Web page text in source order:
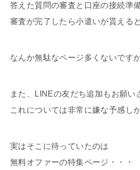
答えた質問の審査と口座の接続準
審査が完了したら小遣いが貰えると
なんか無駄なページ多くないです
また、LINEの友だち追加もお願い
これについては非常に嫌な予感し
実はそこに待っていたのは
無料オファーの特集ページ・・・